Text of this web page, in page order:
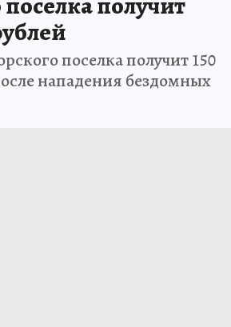
поселка получит 150
нападения бездомных